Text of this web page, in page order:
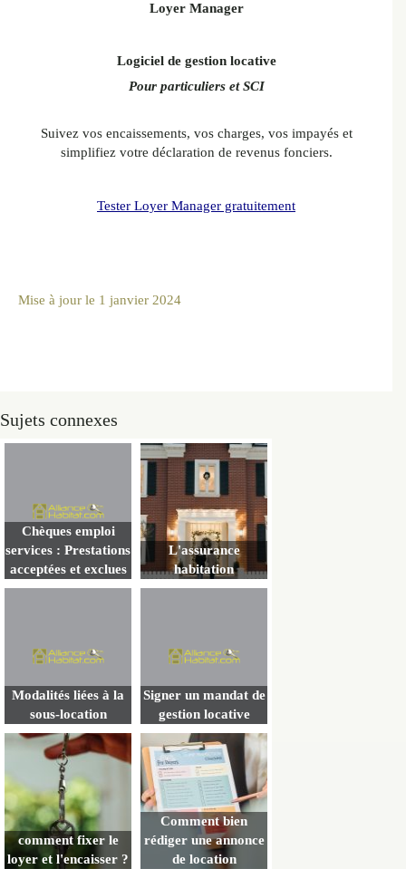
Loyer Manager
Logiciel de gestion locative
Pour particuliers et SCI
Suivez vos encaissements, vos charges, vos impayés et
simplifiez votre déclaration de revenus fonciers.
Tester Loyer Manager gratuitement
Mise à jour le 1 janvier 2024
Sujets connexes
Chèques emploi
services : Prestations
acceptées et exclues
L'assurance
habitation
Modalités liées à la
sous-location
Signer un mandat de
gestion locative
comment fixer le
loyer et l'encaisser ?
Comment bien
rédiger une annonce
de location